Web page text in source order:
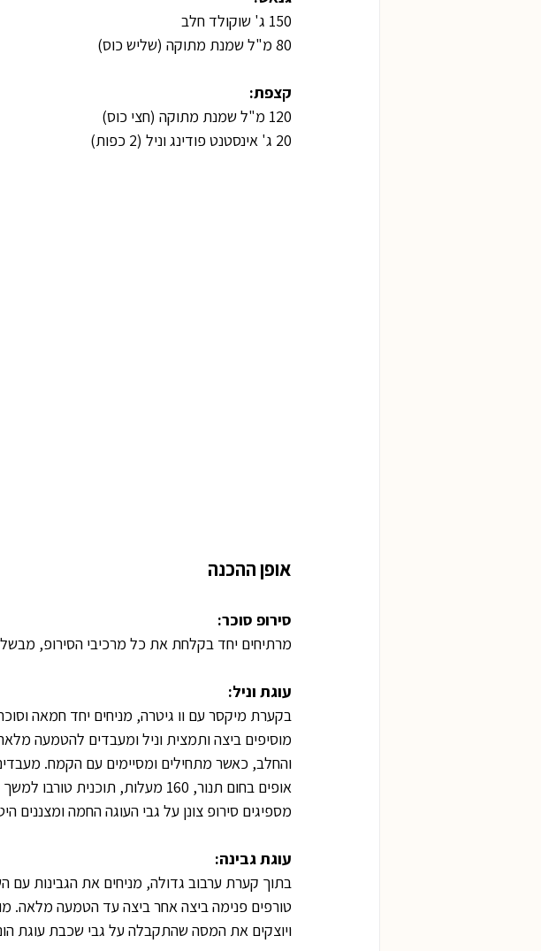
150 ג' שוקולד חלב
80 מ"ל שמנת מתוקה (שליש כוס)
קצפת:
120 מ"ל שמנת מתוקה (חצי כוס)
20 ג' אינסטנט פודינג וניל (2 כפות)
אופן ההכנה
סירופ סוכר:
מרתיחים יחד בקלחת את כל מרכיבי הסירופ,
עוגת וניל:
בקערת מיקסר עם וו גיטרה, מניחים יחד חמאה
מוסיפים ביצה ותמצית וניל ומעבדים להטמעה
והחלב, כאשר מתחילים ומסיימים עם הקמח.
אופים בחום תנור, 160 מעלות, תוכנית טורבו למשך 20-25 דקות.
מספיגים סירופ צונן על גבי העוגה החמה ומצננים
עוגת גבינה:
בתוך קערת ערבוב גדולה, מניחים את הגבינות עם
טורפים פנימה ביצה אחר ביצה עד הטמעה מלאה.
ויוצקים את המסה שהתקבלה על גבי שכבת עוגת